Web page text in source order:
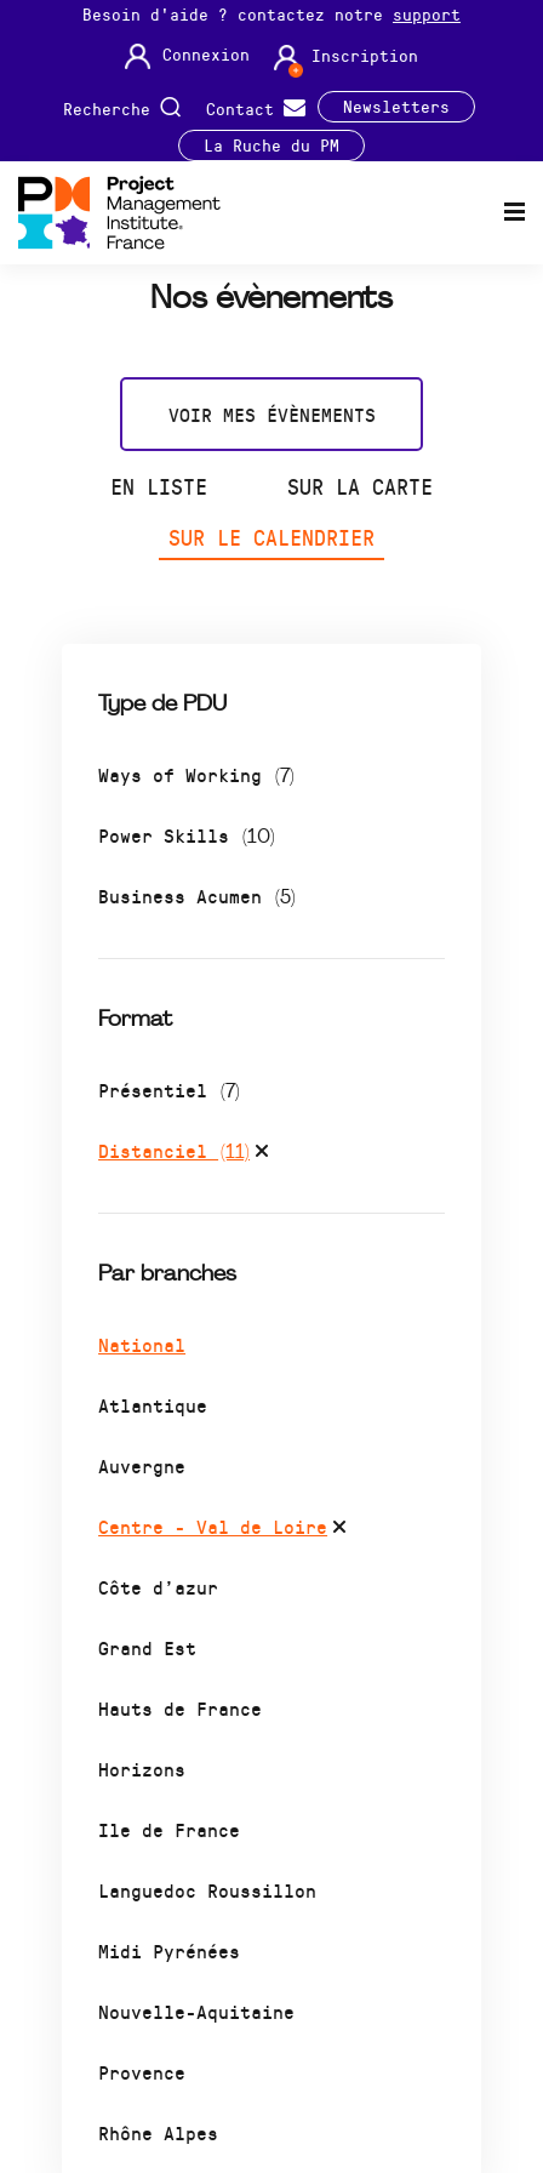
Besoin d'aide ? contactez notre support
Connexion
Inscription
Recherche Contact
Newsletters
La Ruche du PM
Nos évènements
VOIR MES ÉVÈNEMENTS
EN LISTE
SUR LA CARTE
SUR LE CALENDRIER
Type de PDU
Ways of Working (7)
Power Skills (10)
Business Acumen (5)
Format
Présentiel (7)
Distanciel (11)
Par branches
National
Atlantique
Auvergne
Centre - Val de Loire
Côte d’azur
Grand Est
Hauts de France
Horizons
Ile de France
Languedoc Roussillon
Midi Pyrénées
Nouvelle-Aquitaine
Provence
Rhône Alpes